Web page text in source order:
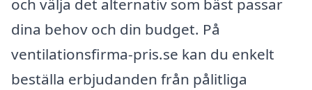
och välja det alternativ som bäst passar
dina behov och din budget. På
ventilationsfirma-pris.se kan du enkelt
beställa erbjudanden från pålitliga